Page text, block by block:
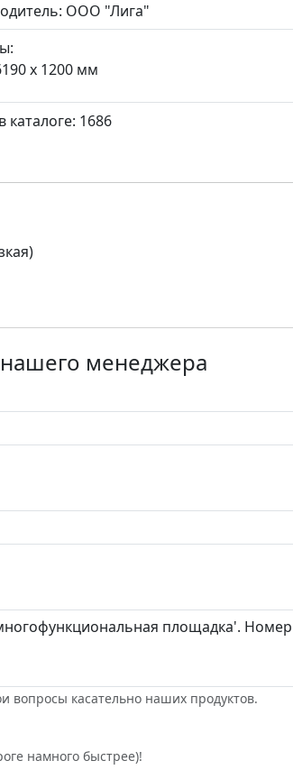
ООО "Лига"
x 1200 мм
каталоге: 1686
нашего менеджера
вопросы касательно наших продуктов.
намного быстрее)!